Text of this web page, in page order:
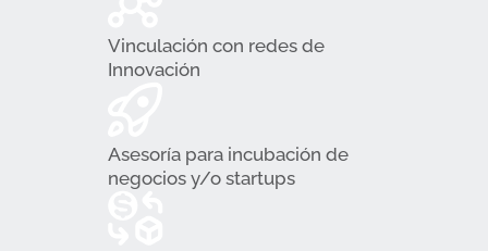
Vinculación con redes de
Innovación
Asesoría para incubación de
negocios y/o startups